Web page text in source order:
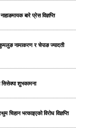
बारे प्रेस विज्ञप्ति
नामाकरण र चेपाङ ज्यादती
शुभकामना
भत्काइएको विरोध विज्ञप्ति